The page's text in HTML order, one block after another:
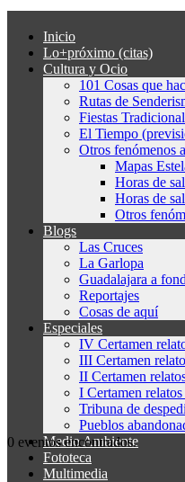
Inicio
Lo+próximo (citas)
Cultura y Ocio
101 Cosas que
Rutas de
Fiestas
El Tiempo
Otros fenómenos
Mapas
Horas de
Horas de
Otros
Blogs
Las Cruces
La Garlopa
Guadalajara a
Reportajes
Cosas de aquí
Especiales
IV Certamen
III Certamen
II Certamen
I Certamen
Tribuna de
Pueblos
Medio Ambiente
Fototeca
Multimedia
0 eventos encontrados.